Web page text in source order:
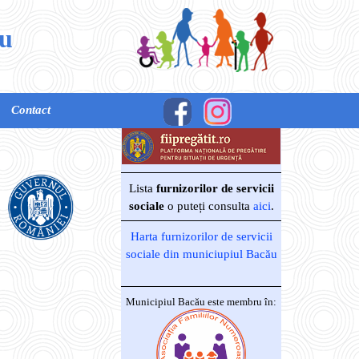
Contact
Lista furnizorilor de servicii
sociale o puteți consulta aici.
Harta furnizorilor de servicii
sociale din municiupiul Bacău
Municipiul Bacău este membru în: